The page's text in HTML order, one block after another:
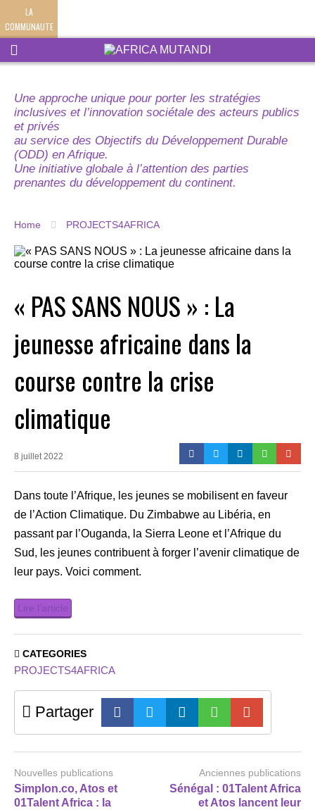
LA
COMMUNAUTE
Une approche unique pour porter les stratégies
inclusives et l’innovation sociétale des acteurs publics
et privés
au service des Objectifs du Développement Durable
(ODD) en Afrique.
Une initiative globale à l’attention des parties
prenantes du développement du continent.
Home PROJECTS4AFRICA
« PAS SANS NOUS » : La
jeunesse africaine dans la
course contre la crise
climatique
8 juillet 2022
Dans toute l’Afrique, les jeunes se mobilisent en faveur
de l’Action Climatique. Du Zimbabwe au Libéria, en
passant par l’Ouganda, la Sierra Leone et l’Afrique du
Sud, les jeunes contribuent à forger l’avenir climatique de
leur pays. Voici comment.
Lire l’article
CATEGORIES
PROJECTS4AFRICA
Partager
Nouvelles publications
Simplon.co, Atos et
01Talent Africa : la
Anciennes publications
Sénégal : 01Talent Africa
et Atos lancent leur